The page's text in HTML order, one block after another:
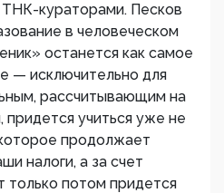
кураторами. Песков
в человеческом
останется как самое
— исключительно для
рассчитывающим на
придется учиться уже не
продолжает
налоги, а за счет
только потом придется